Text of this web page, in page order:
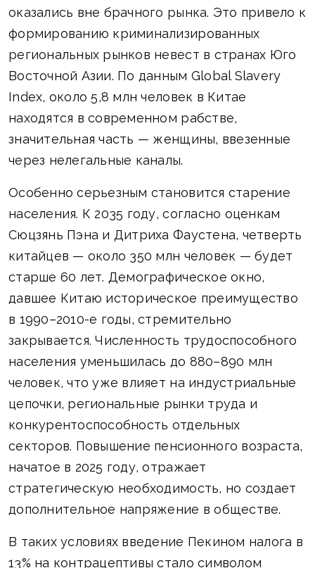
оказались вне брачного рынка. Это привело к
формированию криминализированных
региональных рынков невест в странах Юго
Восточной Азии. По данным Global Slavery
Index, около 5,8 млн человек в Китае
находятся в современном рабстве,
значительная часть — женщины, ввезенные
через нелегальные каналы.
Особенно серьезным становится старение
населения. К 2035 году, согласно оценкам
Сюцзянь Пэна и Дитриха Фаустена, четверть
китайцев — около 350 млн человек — будет
старше 60 лет. Демографическое окно,
давшее Китаю историческое преимущество
в 1990–2010-е годы, стремительно
закрывается. Численность трудоспособного
населения уменьшилась до 880–890 млн
человек, что уже влияет на индустриальные
цепочки, региональные рынки труда и
конкурентоспособность отдельных
секторов. Повышение пенсионного возраста,
начатое в 2025 году, отражает
стратегическую необходимость, но создает
дополнительное напряжение в обществе.
В таких условиях введение Пекином налога в
13% на контрацептивы стало символом